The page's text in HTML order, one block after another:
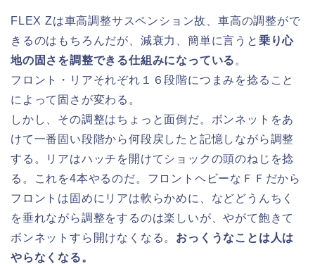
FLEX Zは車高調整サスペンション故、車高の調整がで
きるのはもちろんだが、減衰力、簡単に言うと 乗り心
地の固さを調整できる仕組みになっている 。
フロント・リアそれぞれ１６段階につまみを捻ること
によって固さが変わる。
しかし、その調整はちょっと面倒だ。ボンネットをあ
けて一番固い段階から何段戻したと記憶しながら調整
する。リアはハッチを開けてショックの頭のねじを捻
る。これを4本やるのだ。フロントヘビーなＦＦだから
フロントは固めにリアは軟らかめに、などどうんちく
を垂れながら調整をするのは楽しいが、やがて飽きて
ボンネットすら開けなくなる。 おっくうなことは人は
やらなくなる。